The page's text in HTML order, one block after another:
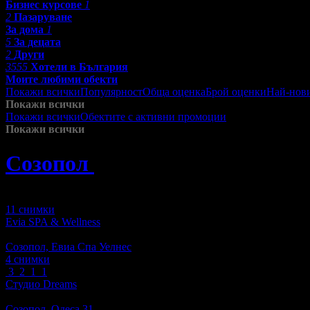
Бизнес курсове 1
2 Пазаруване
За дома 1
5 За децата
2 Други
3555 Хотели в България
Моите любими обекти
Покажи всичкиПопулярностОбща оценкаБрой оценкиНай-
Покажи всички
Покажи всичкиОбектите с активни промоции
Покажи всички
Созопол
11 снимки
Evia SPA & Wellness
Созопол, Евиа Спа Уелнес
4 снимки
3 2 1
1
Студио Dreams